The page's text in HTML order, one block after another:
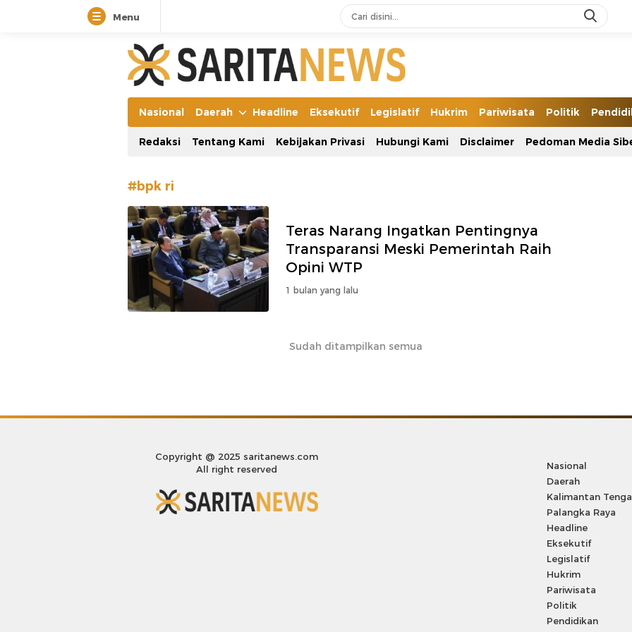
Menu
Manifestasi Arus Kebenaran
Nasional Daerah Headline Eksekutif Legislatif Hukrim Pariwisata Politik
Redaksi Tentang Kami Kebijakan Privasi Hubungi Kami Disclaimer Pedoman Media
#bpk ri
Teras Narang Ingatkan Pentingnya
Transparansi Meski Pemerintah Raih
Opini WTP
1 bulan yang lalu
Sudah ditampilkan semua
Copyright @ 2025 saritanews.com
All right reserved
Nasional
Daerah
Kalimantan
Palangka Raya
Headline
Eksekutif
Legislatif
Hukrim
Pariwisata
Politik
Pendidikan